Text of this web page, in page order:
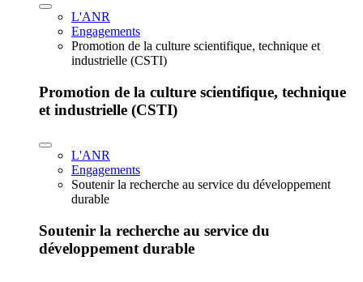
L'ANR
Engagements
Promotion de la culture scientifique, technique et
industrielle (CSTI)
Promotion de la culture scientifique, technique
et industrielle (CSTI)
L'ANR
Engagements
Soutenir la recherche au service du développement
durable
Soutenir la recherche au service du
développement durable